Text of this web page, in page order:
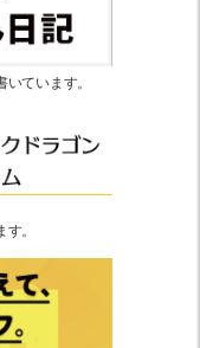
ています。
。